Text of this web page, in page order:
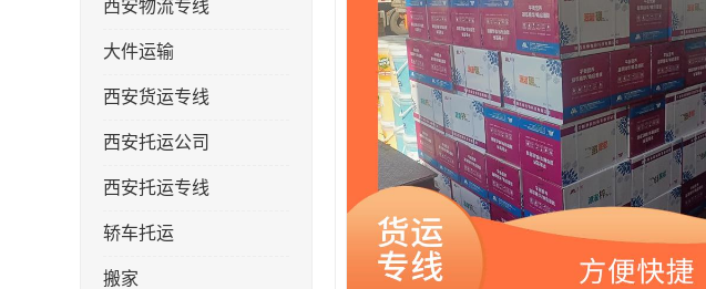
西安物流专线
大件运输
西安货运专线
西安托运公司
西安托运专线
轿车托运
搬家